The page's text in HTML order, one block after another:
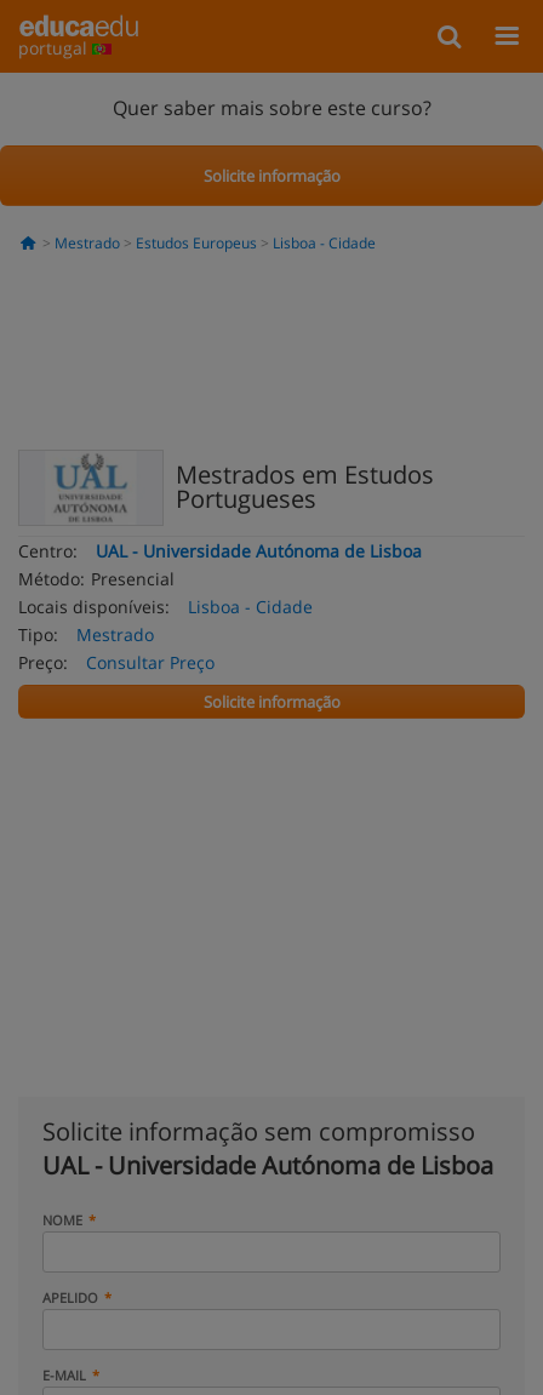
portugal
Quer saber mais sobre este curso?
Solicite informação
Mestrado Estudos Europeus Lisboa - Cidade
Mestrados em Estudos
Portugueses
Centro:
UAL - Universidade Autónoma de Lisboa
Método: Presencial
Locais disponíveis:
Lisboa - Cidade
Tipo:
Mestrado
Preço:
Consultar Preço
Solicite informação
Solicite informação sem compromisso
UAL - Universidade Autónoma de Lisboa
NOME
APELIDO
E-MAIL